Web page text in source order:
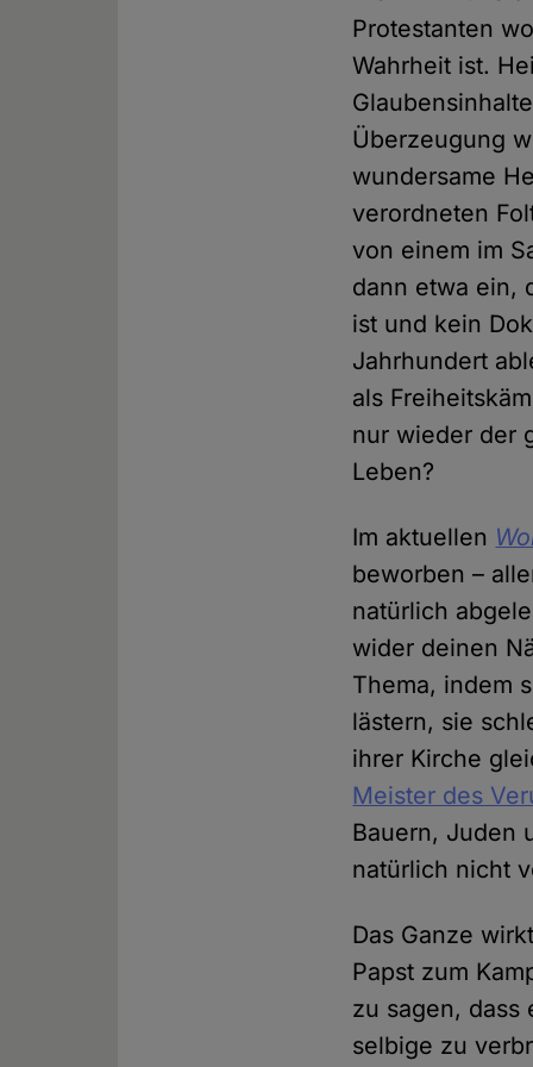
Protestanten
Wahrheit ist.
Überzeugung
wundersame
verordneten
von einem im
dann etwa ein,
ist und kein
Jahrhundert
als
nur wieder der
Leben?
Im aktuellen
beworben –
natürlich
wider deinen
Thema, indem
lästern, sie
ihrer Kirche
Meister des
Bauern, Juden
natürlich nicht
Das Ganze
Papst zum
zu sagen, dass
selbige zu